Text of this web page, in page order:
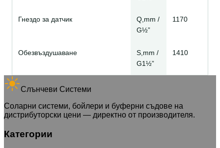
Гнездо за датчик
Q,mm /
G½”
1170
Обезвъздушаване
S,mm /
G1½”
1410
Слънчеви Системи
Соларни системи, бойлери и буферни съдове на
дистрибуторски цени — директно от производителя.
Категории